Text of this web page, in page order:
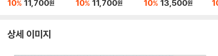
10% 11,700원 10% 11,700원 10% 13,500원
상세 이미지